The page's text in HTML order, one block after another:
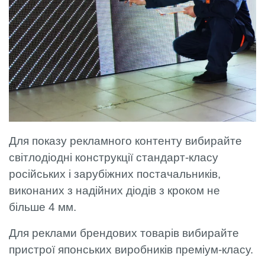
Для показу рекламного контенту вибирайте
світлодіодні конструкції стандарт-класу
російських і зарубіжних постачальників,
виконаних з надійних діодів з кроком не
більше 4 мм.
Для реклами брендових товарів вибирайте
пристрої японських виробників преміум-класу.